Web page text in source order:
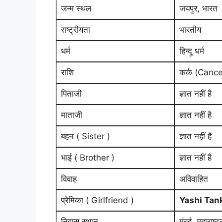
जन्म स्थल जयपुर, भारत
राष्ट्रीयता भारतीय
धर्म हिन्दू धर्म
राशि कर्क
पिताजी ज्ञात नहीं है
माताजी ज्ञात नहीं है
बहन ( Sister ) ज्ञात नहीं है
भाई ( Brother ) ज्ञात नहीं है
विवाह अविवाहित
प्रेमिका ( Girlfriend ) Yashi